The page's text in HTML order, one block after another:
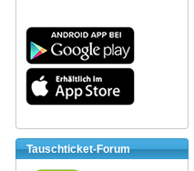
Tauschticket-Forum